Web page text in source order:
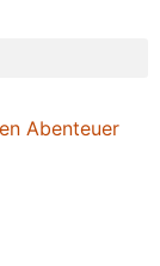
Abenteuer